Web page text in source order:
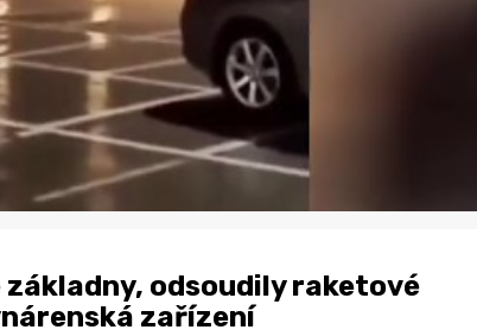
základny, odsoudily raketové
zařízení